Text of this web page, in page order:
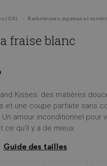
(OX) Barboteuses, pyjamas et
fraise blanc
Kisses: des matières
et une coupe parfaite sans
amour inconditionnel pour
ce qu'il y a de mieux.
Guide des tailles